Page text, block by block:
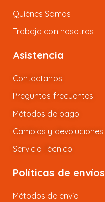
Quiénes Somos
Trabaja con nosotros
Asistencia
Contactanos
Preguntas frecuentes
Métodos de pago
Cambios y devoluciones
Servicio Técnico
Políticas de envíos
Métodos de envío